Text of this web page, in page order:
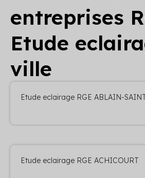
entreprises
Etude
ville
Etude eclairage RGE ABLAIN-
Etude eclairage RGE ACHICOURT